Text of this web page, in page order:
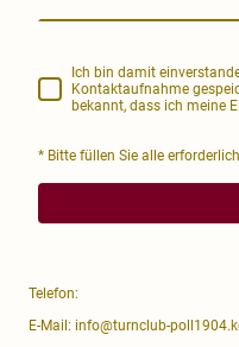
Ich bin damit
Kontaktaufnahme
bekannt, dass ich meine
* Bitte füllen Sie alle
Telefon:
E-Mail: info@turnclub-